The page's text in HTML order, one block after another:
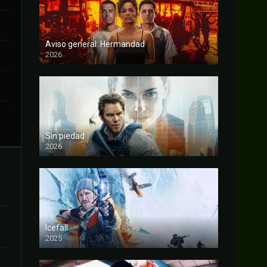
Aviso general: Hermandad
2026
FULL HD
Sin piedad
2026
FULL HD
Icefall
2025
FULL HD